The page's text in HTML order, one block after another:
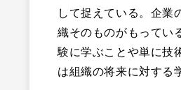
して捉えている。企業
織そのものがもってい
験に学ぶことや単に技
は組織の将来に対する